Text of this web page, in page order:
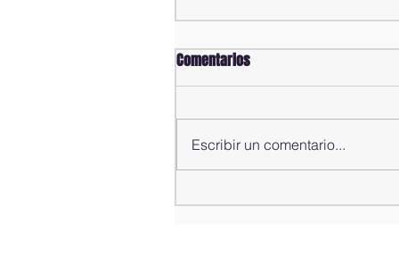
Comentarios
Escribir un comentario...